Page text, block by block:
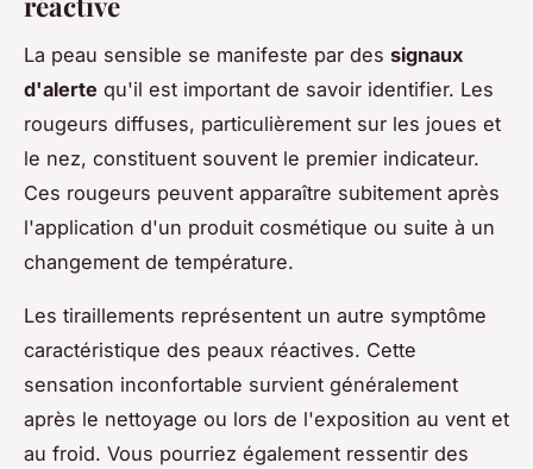
La peau sensible se manifeste par des signaux
d'alerte qu'il est important de savoir identifier. Les
rougeurs diffuses, particulièrement sur les joues et
le nez, constituent souvent le premier indicateur.
Ces rougeurs peuvent apparaître subitement après
l'application d'un produit cosmétique ou suite à un
changement de température.
Les tiraillements représentent un autre symptôme
caractéristique des peaux réactives. Cette
sensation inconfortable survient généralement
après le nettoyage ou lors de l'exposition au vent et
au froid. Vous pourriez également ressentir des